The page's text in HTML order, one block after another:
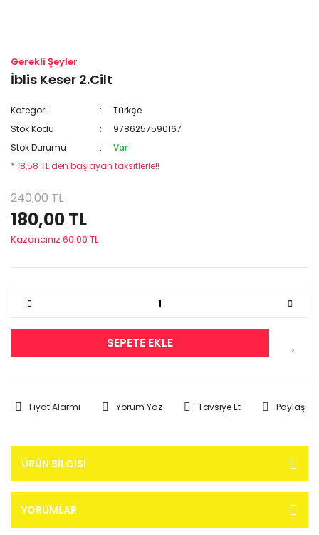
Gerekli Şeyler
İblis Keser 2.Cilt
Kategori
Türkçe
Stok Kodu
9786257590167
Stok Durumu
Var
* 18,58 TL den başlayan taksitlerle!!
240,00 TL
180,00 TL
Kazancınız 60.00 TL
SEPETE EKLE
Fiyat Alarmı Yorum Yaz Tavsiye Et Paylaş
ÜRÜN BILGISI
YORUMLAR